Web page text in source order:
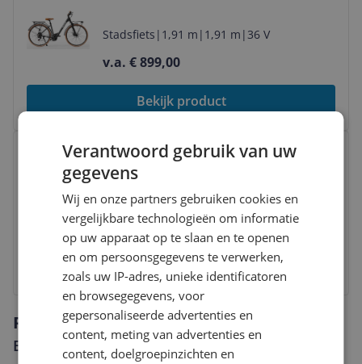
instap staal 6 versnellingen Bafang
Stadsfiets | 1,91 m | 1,91 m | 36 V
v.a. € 899,00
Bekijk product
Abus Urban-I 3.0 Stadsfietshelm -
Titan M - Grijs - Maat M (52-58 cm)
Stadsfiets|280 g|2 jaar|28,5 cm
v.a. € 69,90 -1%
Bekijk product
Reviews
Er zijn nog geen reviews geschreven
Verantwoord gebruik van uw
gegevens
Wij en onze partners gebruiken cookies en
vergelijkbare technologieën om informatie
op uw apparaat op te slaan en te openen
en om persoonsgegevens te verwerken,
zoals uw IP-adres, unieke identificatoren
en browsegegevens, voor
gepersonaliseerde advertenties en
content, meting van advertenties en
content, doelgroepinzichten en